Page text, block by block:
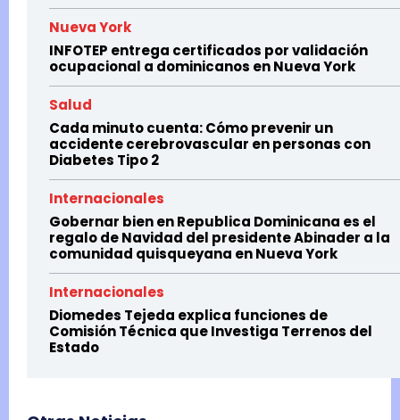
Nueva York
INFOTEP entrega certificados por validación
ocupacional a dominicanos en Nueva York
Salud
Cada minuto cuenta: Cómo prevenir un
accidente cerebrovascular en personas con
Diabetes Tipo 2
Internacionales
Gobernar bien en Republica Dominicana es el
regalo de Navidad del presidente Abinader a la
comunidad quisqueyana en Nueva York
Internacionales
Diomedes Tejeda explica funciones de
Comisión Técnica que Investiga Terrenos del
Estado